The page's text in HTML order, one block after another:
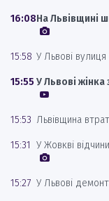
16:08На Львівщині
15:58 У Львові
15:55 У Львові
15:53 Львівщина
15:31 У Жовкві
15:27 У Львові